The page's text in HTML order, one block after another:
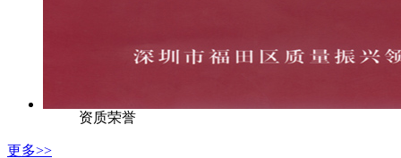
资质荣誉
更多>>